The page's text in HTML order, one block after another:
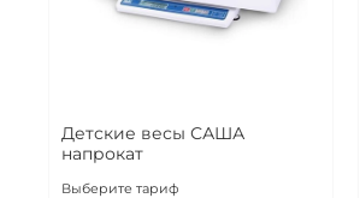
Детские весы САША
напрокат
Выберите тариф